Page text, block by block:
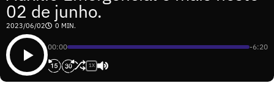
02 de junho.
2023/06/02 0 MIN.
00:00 -6:20
1X